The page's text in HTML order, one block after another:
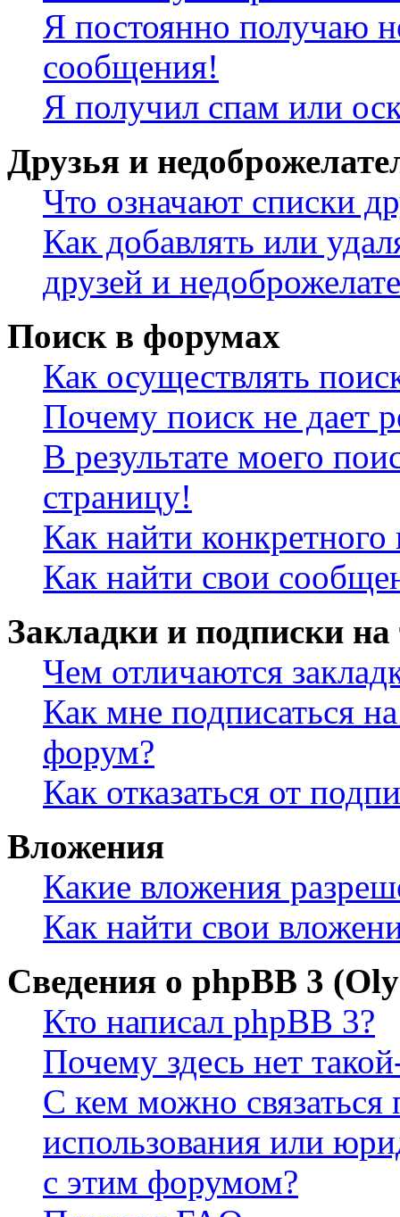
Я постоянно получаю
сообщения!
Я получил спам или
Друзья и
Что означают списки
Как добавлять или
друзей и
Поиск в форумах
Как осуществлять
Почему поиск не дает
В результате моего
страницу!
Как найти конкретного
Как найти свои
Закладки и подписки
Чем отличаются
Как мне подписаться
форум?
Как отказаться от
Вложения
Какие вложения
Как найти свои
Сведения о phpBB 3
Кто написал phpBB 3?
Почему здесь нет
С кем можно связаться
использования или
с этим форумом?